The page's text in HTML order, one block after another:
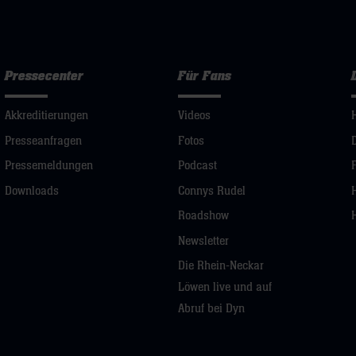
Pressecenter
Akkreditierungen
Presseanfragen
Pressemeldungen
Downloads
Für Fans
Videos
Fotos
Podcast
Connys Rudel
Roadshow
Newsletter
Die Rhein-Neckar
Löwen live und auf
Abruf bei Dyn